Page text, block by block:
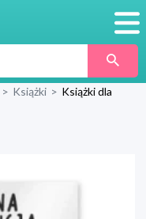
> Książki > Książki dla